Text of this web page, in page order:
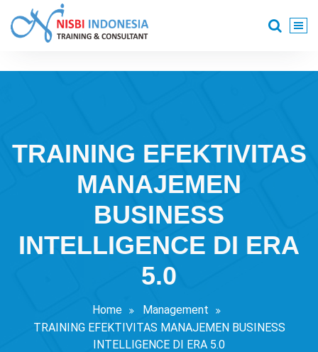
content
TRAINING EFEKTIVITAS
MANAJEMEN
BUSINESS
INTELLIGENCE DI ERA
5.0
Home
Management
TRAINING EFEKTIVITAS MANAJEMEN BUSINESS
INTELLIGENCE DI ERA 5.0